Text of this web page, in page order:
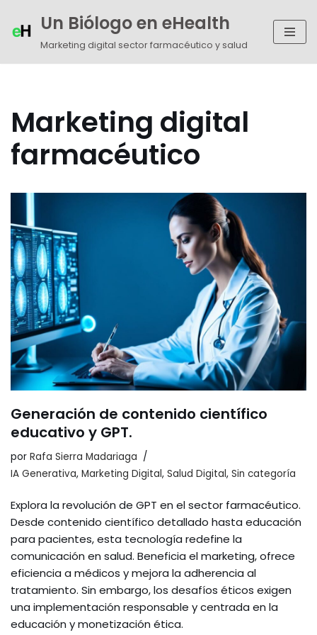
Saltar
Un Biólogo en eHealth
Marketing digital sector farmacéutico y salud
Marketing digital
farmacéutico
Generación de contenido científico
educativo y GPT.
por Rafa Sierra Madariaga
IA Generativa, Marketing Digital, Salud Digital, Sin categoría
Explora la revolución de GPT en el sector farmacéutico.
Desde contenido científico detallado hasta educación
para pacientes, esta tecnología redefine la
comunicación en salud. Beneficia el marketing, ofrece
eficiencia a médicos y mejora la adherencia al
tratamiento. Sin embargo, los desafíos éticos exigen
una implementación responsable y centrada en la
educación y monetización ética.